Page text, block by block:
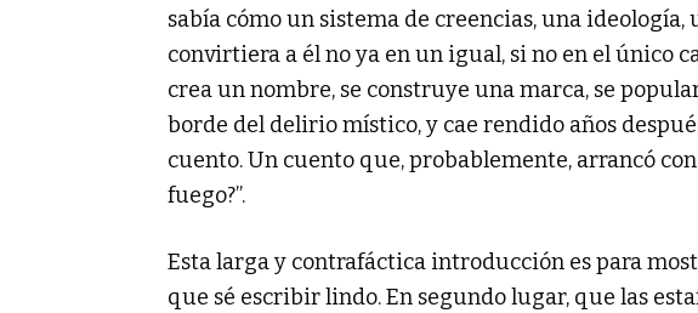
sabía cómo un sistema de creencias, una
convirtiera a él no ya en un igual, si no en el único
crea un nombre, se construye una marca, se
borde del delirio místico, y cae rendido años
cuento. Un cuento que, probablemente, arrancó
fuego?”.
Esta larga y contrafáctica introducción es para
que sé escribir lindo. En segundo lugar, que las